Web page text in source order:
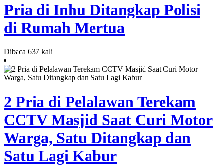
Pria di Inhu Ditangkap Polisi
di Rumah Mertua
Dibaca 637 kali
2 Pria di Pelalawan Terekam
CCTV Masjid Saat Curi Motor
Warga, Satu Ditangkap dan
Satu Lagi Kabur